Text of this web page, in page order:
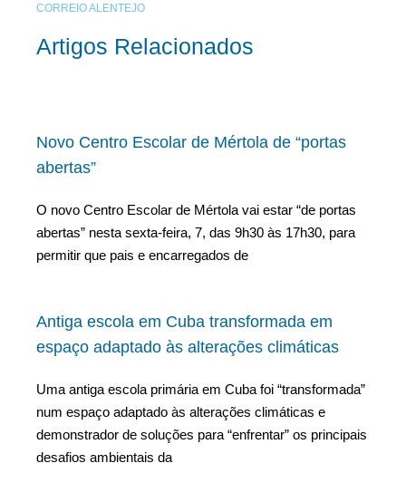
CORREIO ALENTEJO
Artigos Relacionados
Novo Centro Escolar de Mértola de “portas
abertas”
O novo Centro Escolar de Mértola vai estar “de portas
abertas” nesta sexta-feira, 7, das 9h30 às 17h30, para
permitir que pais e encarregados de
Antiga escola em Cuba transformada em
espaço adaptado às alterações climáticas
Uma antiga escola primária em Cuba foi “transformada”
num espaço adaptado às alterações climáticas e
demonstrador de soluções para “enfrentar” os principais
desafios ambientais da